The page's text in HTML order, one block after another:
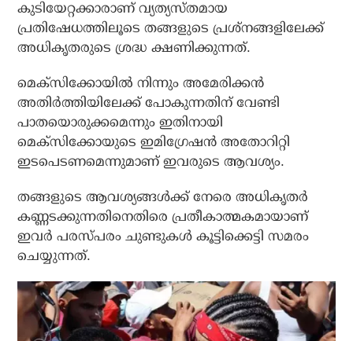
കുടിയേറ്റക്കാരാണ് വ്യത്യസ്തമായ
പ്രതിഷേധത്തിലൂടെ തങ്ങളുടെ പ്രശ്‌നങ്ങളിലേക്ക്
അധികൃതരുടെ ശ്രദ്ധ ക്ഷണിക്കുന്നത്.
മെക്‌സിക്കോയില്‍ നിന്നും അമേരിക്കന്‍
അതിര്‍ത്തിയിലേക്ക് പോകുന്നതിന് വേണ്ടി
പാതയൊരുക്കമെന്നും ഇതിനായി
മെക്‌സിക്കോയുടെ ഇമിഗ്രേഷന്‍ അതോറിറ്റി
ഇടപെടണമെന്നുമാണ് ഇവരുടെ ആവശ്യം.
തങ്ങളുടെ ആവശ്യങ്ങള്‍ക്ക് നേരെ അധികൃതര്‍
കണ്ണടക്കുന്നതിനെതിരെ പ്രതീകാത്മകമായാണ്
ഇവര്‍ പരസ്പരം ചുണ്ടുകള്‍ കൂട്ടിക്കെട്ടി സമരം
ചെയ്യുന്നത്.